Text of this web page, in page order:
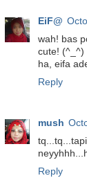
EiF@
wah! bas
cute! (^_^)
ha, eifa
Reply
mush
Reply